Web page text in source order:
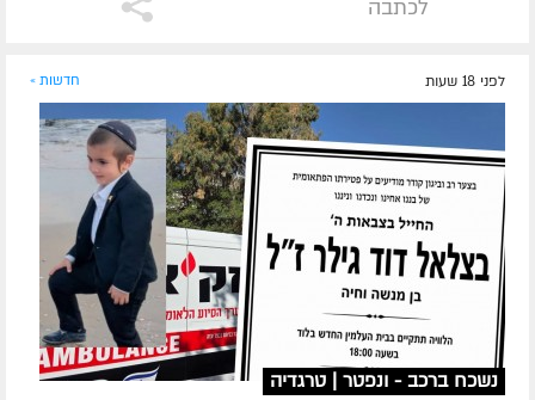
לכתבה
לפני 18 שעות חדשות »
נשכח ברכב - ונפטר | טרגדיה